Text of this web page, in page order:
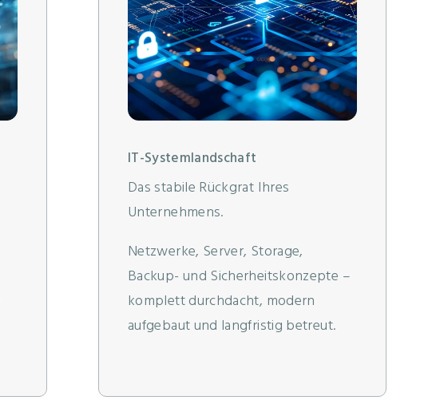
IT-Systemlandschaft
Das stabile Rückgrat Ihres
Unternehmens.
Netzwerke, Server, Storage,
Backup- und Sicherheitskonzepte –
komplett durchdacht, modern
aufgebaut und langfristig betreut.